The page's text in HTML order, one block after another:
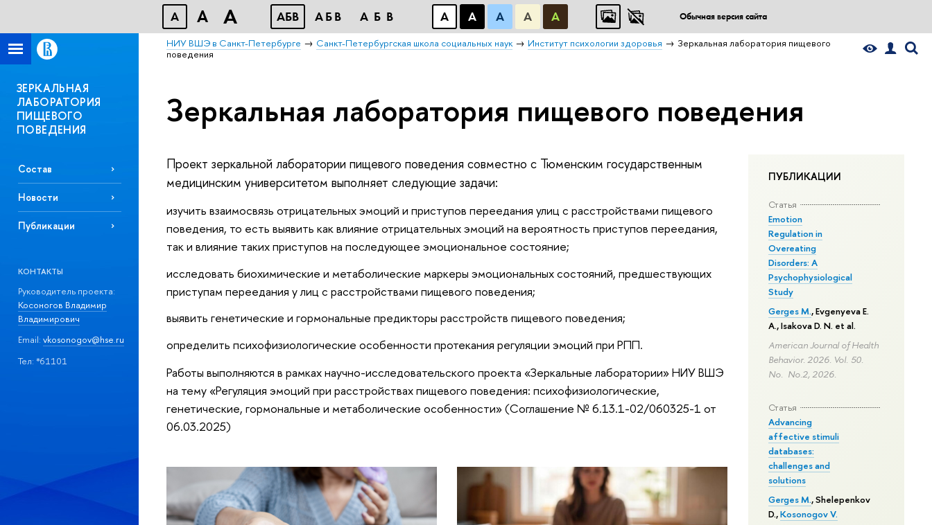
A A A АБВ АБВ АБВ А А А А А Обычная версия сайта
НИУ ВШЭ в Санкт-Петербурге Санкт-Петербургская школа социальных наук Институт психологии здоровья
Зеркальная лаборатория пищевого
поведения
ЗЕРКАЛЬНАЯ
ЛАБОРАТОРИЯ
ПИЩЕВОГО
ПОВЕДЕНИЯ
Состав
Новости
Публикации
КОНТАКТЫ
Руководитель проекта:
Косоногов Владимир
Владимирович
Email: vkosonogov@hse.ru
Тел: *61101
Зеркальная лаборатория пищевого поведения
ПУБЛИКАЦИИ
Статья
Emotion
Regulation in
Overeating
Disorders: A
Psychophysiological
Study
Gerges M., Evgenyeva E.
A., Isakova D. N. et al.
American Journal of Health
Behavior. 2026. Vol. 50.
No. No.2, 2026.
Статья
Advancing
affective stimuli
databases:
challenges and
solutions
Gerges M.,Shelepenkov
D.,Kosonogov V.
Проект зеркальной лаборатории пищевого поведения совместно с Тюменским государственным
медицинским университетом выполняет следующие задачи:
изучить взаимосвязь отрицательных эмоций и приступов переедания улиц с расстройствами пищевого
поведения, то есть выявить как влияние отрицательных эмоций на вероятность приступов переедания,
так и влияние таких приступов на последующее эмоциональное состояние;
исследовать биохимические и метаболические маркеры эмоциональных состояний, предшествующих
приступам переедания у лиц с расстройствами пищевого поведения;
выявить генетические и гормональные предикторы расстройств пищевого поведения;
определить психофизиологические особенности протекания регуляции эмоций при РПП.
Работы выполняются в рамках научно-исследовательского проекта «Зеркальные лаборатории» НИУ ВШЭ
на тему «Регуляция эмоций при расстройствах пищевого поведения: психофизиологические,
генетические, гормональные и метаболические особенности» (Соглашение № 6.13.1-02/060325-1 от
06.03.2025)